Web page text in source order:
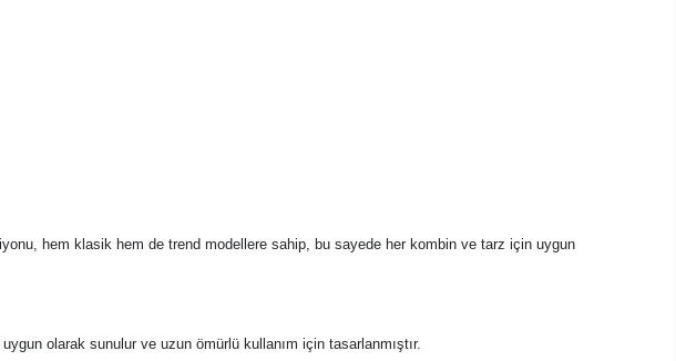
hem klasik hem de trend modellere sahip, bu sayede her kombin ve tarz için uygun
olarak sunulur ve uzun ömürlü kullanım için tasarlanmıştır.